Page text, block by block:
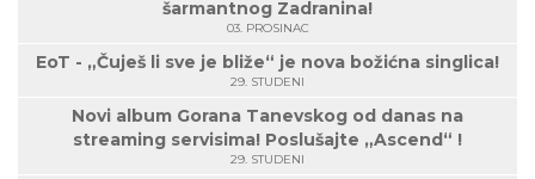
šarmantnog Zadranina!
03. PROSINAC
EoT - „Čuješ li sve je bliže“ je nova božićna singlica!
29. STUDENI
Novi album Gorana Tanevskog od danas na
streaming servisima! Poslušajte „Ascend“ !
29. STUDENI